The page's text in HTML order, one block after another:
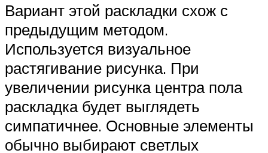
Вариант этой раскладки схож с
предыдущим методом.
Используется визуальное
растягивание рисунка. При
увеличении рисунка центра пола
раскладка будет выглядеть
симпатичнее. Основные элементы
обычно выбирают светлых